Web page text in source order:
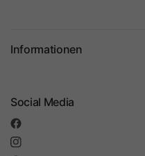
Informationen
Social Media